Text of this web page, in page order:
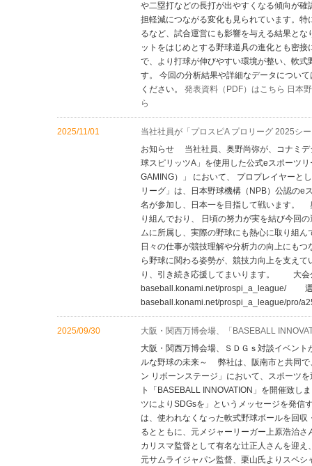
や二塁打などの長打が出やすくなる傾向が
担軽減につながる変化も見られています。
るなど、試合運営にも影響を与える結果と
ットをはじめとする野球道具の進化とも密
で、より打球が伸びやすい環境が整い、軟
す。 今回の分析結果や詳細なデータについ
ください。 発表資料（PDF）はこちら 日本
ら
2025/11/01
当社社員が「プロスピA プロリーグ 2025シ
お知らせ 当社社員、奥野尚弥が、コナミデ
球スピリッツA」を使用した公式eスポーツ
GAMING）」 において、 プロプレイヤーと
リーグ」は、日本野球機構（NPB）公認のe
名が参加し、日本一を目指して戦います。
り組んでおり、 日頃の努力が実を結び今回
ムに所属し、実際の野球にも熱心に取り組
日々の仕事が競技理解や分析力の向上にも
ら野球に関わる姿勢が、競技力向上を支え
り、引き続き応援してまいります。
baseball.konami.net/prospi_a_league/
baseball.konami.net/prospi_a_league/pro/
2025/09/30
大阪・関西万博会場、「BASEBALL
大阪・関西万博会場、ＳＤＧｓ対談イベン
ルな野球の未来～ 弊社は、阪南市と共同で
ン リボーンステージ」において、スポーツ
ト「BASEBALL INNOVATION」を開催致し
ツによりSDGsを」というメッセージを発信
は、使われなくなった軟式野球ボールを回
るとともに、元メジャーリーガー上原浩治
カリスマ監督として有名な辻正人さんを迎
元サムライジャパン監督、栗山氏よりスペ